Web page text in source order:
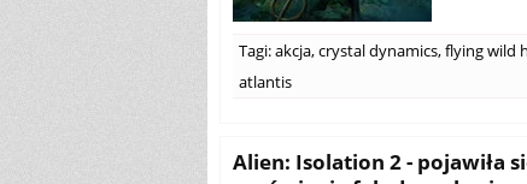
Tagi:akcja,crystal dynamics,flying wild
atlantis
Alien: Isolation 2 - pojawiła